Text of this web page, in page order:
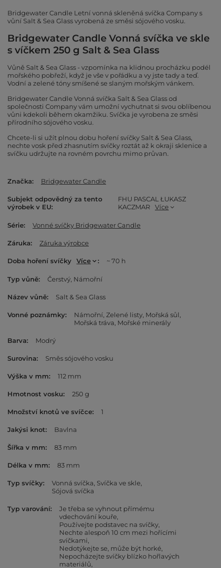
Bridgewater Candle Letní vonná skleněná svíčka Company s
vůní Salt & Sea Glass vyrobená ze směsi sójového vosku.
Bridgewater Candle Vonná svíčka ve skle
s víčkem 250 g Salt & Sea Glass
Vůně Salt & Sea Glass - vzpomínka na klidnou procházku podél
mořského pobřeží, když je vše v pořádku a vy jste tady a teď.
Vodní a zelené tóny smíšené se slaným mořským vánkem.
Bridgewater Candle Vonná svíčka Salt & Sea Glass od
společnosti Company vám umožní vychutnat si svou oblíbenou
vůni kdekoli během okamžiku. Svíčka je vyrobena ze směsi
přírodního sójového vosku.
Chcete-li si užít plnou dobu hoření svíčky Salt & Sea Glass,
nechte vosk před zhasnutím svíčky roztát až k okraji sklenice a
svíčku udržujte na rovném povrchu mimo průvan.
Značka Bridgewater Candle
Subjekt odpovědný za tento
výrobek v EU
FHU PASCAL ŁUKASZ
KACZMAR
Více
Série Vonné svíčky Bridgewater Candle
Záruka Záruka výrobce
Doba hoření svíčky Více ~ 70 h
Typ vůně Čerstvý Námořní
Název vůně Salt & Sea Glass
Vonné poznámky Námořní Zelené listy Mořská sůl
Mořská tráva Mořské minerály
Barva Modrý
Surovina Směs sójového vosku
Výška v mm 112 mm
Hmotnost vosku 250 g
Množství knotů ve svíčce 1
Jakýsi knot Bavlna
Šířka v mm 83 mm
Délka v mm 83 mm
Typ svíčky Vonná svíčka Svíčka ve skle
Sójová svíčka
Typ varování
Je třeba se vyhnout přímému
vdechování kouře
Používejte podstavec na svíčky
Nechte alespoň 10 cm mezi hořícími
svíčkami
Nedotýkejte se, může být horké
Nepocházejte svíčky blízko hořlavých
materiálů